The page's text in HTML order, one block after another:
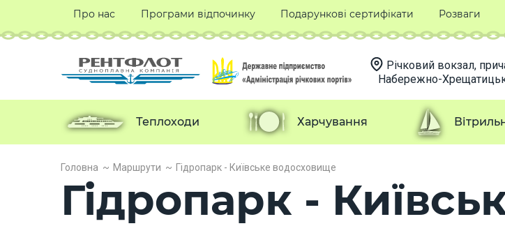
Головна Маршрути Гідропарк - Київське водосховище
Гідропарк -
Про нас Програми відпочинку Подарункові сертифікати Розваги
Річковий вокзал,
Набережно-
Теплоходи Харчування